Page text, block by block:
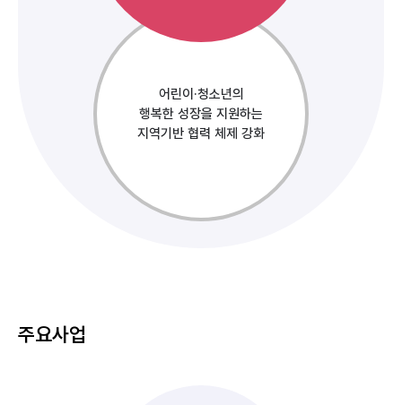
어린이·청소년의
행복한 성장을 지원하는
지역기반 협력 체제 강화
주요사업